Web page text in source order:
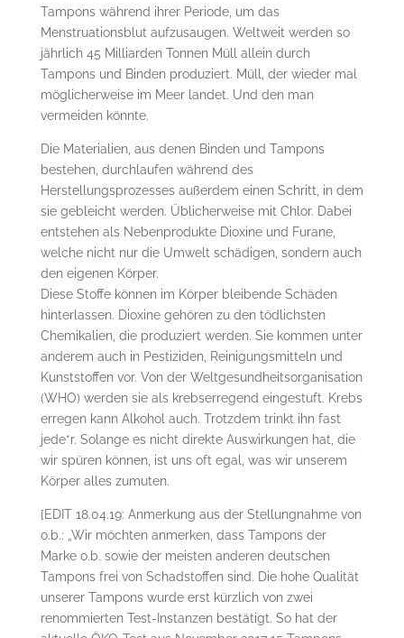
Tampons während ihrer Periode, um das
Menstruationsblut aufzusaugen. Weltweit werden so
jährlich 45 Milliarden Tonnen Müll allein durch
Tampons und Binden produziert. Müll, der wieder mal
möglicherweise im Meer landet. Und den man
vermeiden könnte.
Die Materialien, aus denen Binden und Tampons
bestehen, durchlaufen während des
Herstellungsprozesses außerdem einen Schritt, in dem
sie gebleicht werden. Üblicherweise mit Chlor. Dabei
entstehen als Nebenprodukte Dioxine und Furane,
welche nicht nur die Umwelt schädigen, sondern auch
den eigenen Körper.
Diese Stoffe können im Körper bleibende Schäden
hinterlassen. Dioxine gehören zu den tödlichsten
Chemikalien, die produziert werden. Sie kommen unter
anderem auch in Pestiziden, Reinigungsmitteln und
Kunststoffen vor. Von der Weltgesundheitsorganisation
(WHO) werden sie als krebserregend eingestuft. Krebs
erregen kann Alkohol auch. Trotzdem trinkt ihn fast
jede*r. Solange es nicht direkte Auswirkungen hat, die
wir spüren können, ist uns oft egal, was wir unserem
Körper alles zumuten.
[EDIT 18.04.19: Anmerkung aus der Stellungnahme von
o.b.: „Wir möchten anmerken, dass Tampons der
Marke o.b. sowie der meisten anderen deutschen
Tampons frei von Schadstoffen sind. Die hohe Qualität
unserer Tampons wurde erst kürzlich von zwei
renommierten Test-Instanzen bestätigt. So hat der